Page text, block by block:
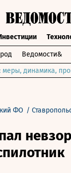
Ведомости&
динамика,
ФО /